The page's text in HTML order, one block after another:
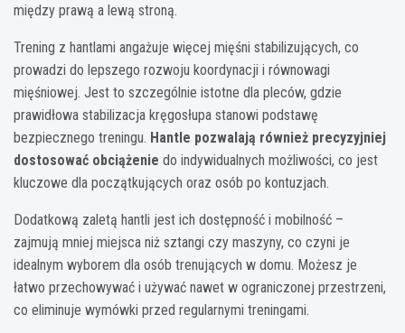
między prawą a lewą stroną.
Trening z hantlami angażuje więcej mięśni stabilizujących, co
prowadzi do lepszego rozwoju koordynacji i równowagi
mięśniowej. Jest to szczególnie istotne dla pleców, gdzie
prawidłowa stabilizacja kręgosłupa stanowi podstawę
bezpiecznego treningu. Hantle pozwalają również precyzyjniej
dostosować obciążenie do indywidualnych możliwości, co jest
kluczowe dla początkujących oraz osób po kontuzjach.
Dodatkową zaletą hantli jest ich dostępność i mobilność –
zajmują mniej miejsca niż sztangi czy maszyny, co czyni je
idealnym wyborem dla osób trenujących w domu. Możesz je
łatwo przechowywać i używać nawet w ograniczonej przestrzeni,
co eliminuje wymówki przed regularnymi treningami.